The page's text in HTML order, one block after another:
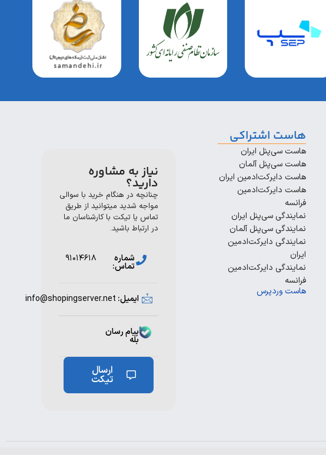
هاست اشتراکی
هاست سی‌پنل ایران
هاست سی‌پنل آلمان
هاست دایرکت‌ادمین ایران
هاست دایرکت‌ادمین
فرانسه
نمایندگی سی‌پنل ایران
نمایندگی سی‌پنل آلمان
نمایندگی دایرکت‌ادمین
ایران
نمایندگی دایرکت‌ادمین
فرانسه
هاست وردپرس
نیاز به مشاوره
دارید؟
چنانچه در هنگام خرید با سوالی
مواجه شدید میتوانید از طریق
تماس یا تیکت با کارشناسان ما
در ارتباط باشید.
شماره
تماس:
۹۱۰۱۴۶۱۸
ایمیل: info@shopingserver.net
پیام رسان
بله
ارسال
تیکت